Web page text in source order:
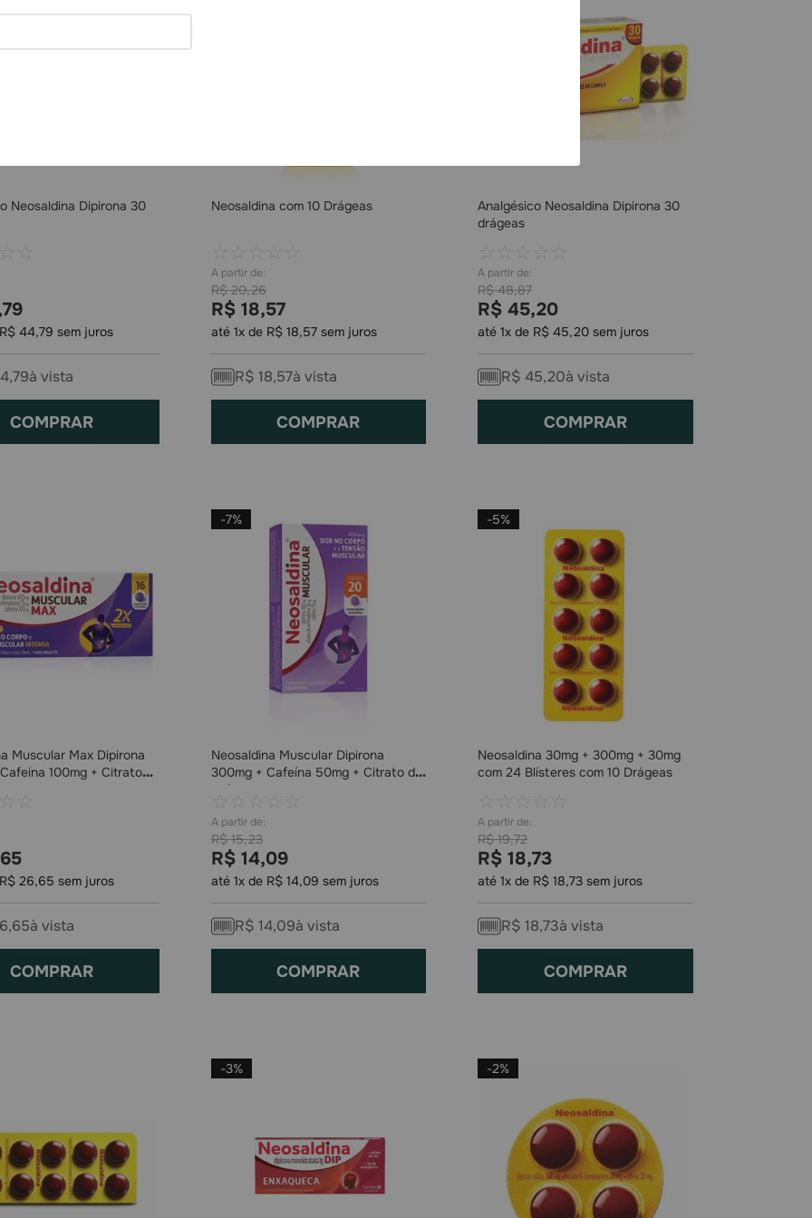
Neosaldina Dipirona 30
79
R$ 44,79 sem juros
,79à vista
COMPRAR
Neosaldina com 10 Drágeas
R$ 20,26
R$ 18,57
até 1x de R$ 18,57sem juros
R$ 18,57à vista
COMPRAR
Analgésico Neosaldina Dipirona 30
drágeas
R$ 48,87
R$ 45,20
até1x de R$ 45,20 sem juros
R$ 45,20à vista
COMPRAR
Muscular Max Dipirona
100mg + Citrato
70mg com 16
65
R$ 26,65 sem juros
,65à vista
COMPRAR
-7%
Neosaldina Muscular Dipirona
300mg + Cafeína 50mg + Citrato de
Orfenadrina 35mg com 20
R$ 15,23
R$ 14,09
até 1x de R$ 14,09 sem juros
R$ 14,09à vista
COMPRAR
-5%
Neosaldina 30mg + 300mg + 30mg
com 24 Blísteres com 10 Drágeas
R$ 19,72
R$ 18,73
até1x de R$ 18,73 sem juros
R$ 18,73à vista
COMPRAR
-3% -2%